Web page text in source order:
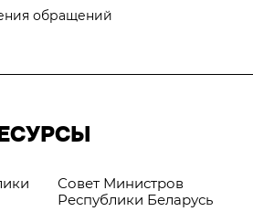
обращений
Совет Министров
Республики Беларусь